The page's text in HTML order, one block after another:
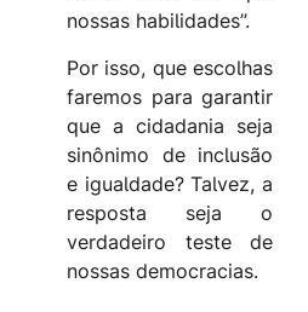
nossas habilidades”.
Por isso, que escolhas
faremos para garantir
que a cidadania seja
sinônimo de inclusão
e igualdade? Talvez, a
resposta seja o
verdadeiro teste de
nossas democracias.